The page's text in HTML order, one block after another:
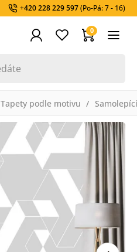
+420 228 229 597(Po-Pá: 7 - 16)
0
Tapety podle motivu